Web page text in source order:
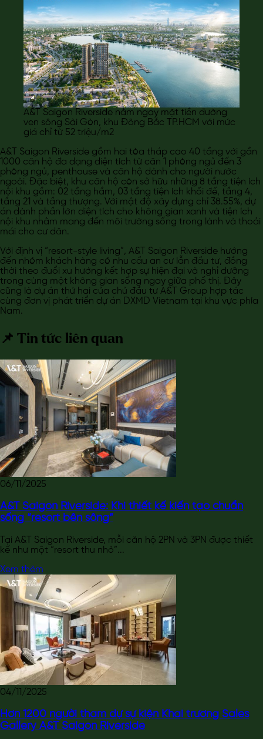
A&T Saigon Riverside nằm ngay mặt tiền đường
ven sông Sài Gòn, khu Đông Bắc TP.HCM với mức
giá chỉ từ 52 triệu/m2
A&T Saigon Riverside gồm hai tòa tháp cao 40 tầng với gần
1000 căn hộ đa dạng diện tích từ căn 1 phòng ngủ đến 3
phòng ngủ, penthouse và căn hộ dành cho người nước
ngoài. Đặc biệt, khu căn hộ còn sở hữu những 8 tầng tiện ích
nội khu gồm: 02 tầng hầm, 03 tầng tiện ích khối đế, tầng 4,
tầng 21 và tầng thượng. Với mật độ xây dựng chỉ 38.55%, dự
án dành phần lớn diện tích cho không gian xanh và tiện ích
nội khu nhằm mang đến môi trường sống trong lành và thoải
mái cho cư dân.
Với định vị “resort-style living”, A&T Saigon Riverside hướng
đến nhóm khách hàng có nhu cầu an cư lẫn đầu tư, đồng
thời theo đuổi xu hướng kết hợp sự hiện đại và nghỉ dưỡng
trong cùng một không gian sống ngay giữa phố thị. Đây
cũng là dự án thứ hai của chủ đầu tư A&T Group hợp tác
cùng đơn vị phát triển dự án DXMD Vietnam tại khu vực phía
Nam.
📌 Tin tức liên quan
06/11/2025
A&T Saigon Riverside: Khi thiết kế kiến tạo chuẩn
sống “resort bên sông”
Tại A&T Saigon Riverside, mỗi căn hộ 2PN và 3PN được thiết
kế như một “resort thu nhỏ”...
Xem thêm
04/11/2025
Hơn 1200 người tham dự sự kiện Khai trương Sales
Gallery A&T Saigon Riverside